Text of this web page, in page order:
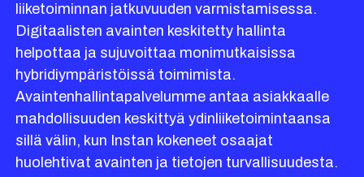
liiketoiminnan jatkuvuuden varmistamisessa.
Digitaalisten avainten keskitetty hallinta
helpottaa ja sujuvoittaa monimutkaisissa
hybridiympäristöissä toimimista.
Avaintenhallintapalvelumme antaa asiakkaalle
mahdollisuuden keskittyä ydinliiketoimintaansa
sillä välin, kun Instan kokeneet osaajat
huolehtivat avainten ja tietojen turvallisuudesta.